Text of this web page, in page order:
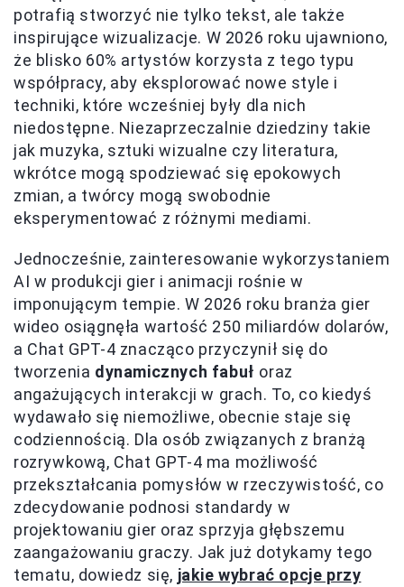
potrafią stworzyć nie tylko tekst, ale także
inspirujące wizualizacje. W 2026 roku ujawniono,
że blisko 60% artystów korzysta z tego typu
współpracy, aby eksplorować nowe style i
techniki, które wcześniej były dla nich
niedostępne. Niezaprzeczalnie dziedziny takie
jak muzyka, sztuki wizualne czy literatura,
wkrótce mogą spodziewać się epokowych
zmian, a twórcy mogą swobodnie
eksperymentować z różnymi mediami.
Jednocześnie, zainteresowanie wykorzystaniem
AI w produkcji gier i animacji rośnie w
imponującym tempie. W 2026 roku branża gier
wideo osiągnęła wartość 250 miliardów dolarów,
a Chat GPT-4 znacząco przyczynił się do
tworzenia dynamicznych fabuł oraz
angażujących interakcji w grach. To, co kiedyś
wydawało się niemożliwe, obecnie staje się
codziennością. Dla osób związanych z branżą
rozrywkową, Chat GPT-4 ma możliwość
przekształcania pomysłów w rzeczywistość, co
zdecydowanie podnosi standardy w
projektowaniu gier oraz sprzyja głębszemu
zaangażowaniu graczy. Jak już dotykamy tego
tematu, dowiedz się, jakie wybrać opcje przy